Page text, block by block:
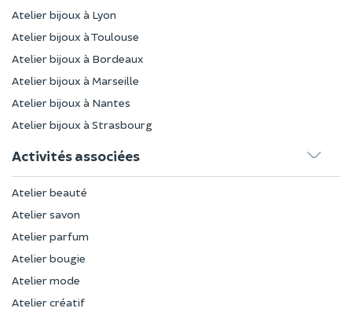
Atelier bijoux à Lyon
Atelier bijoux à Toulouse
Atelier bijoux à Bordeaux
Atelier bijoux à Marseille
Atelier bijoux à Nantes
Atelier bijoux à Strasbourg
Activités associées
Atelier beauté
Atelier savon
Atelier parfum
Atelier bougie
Atelier mode
Atelier créatif